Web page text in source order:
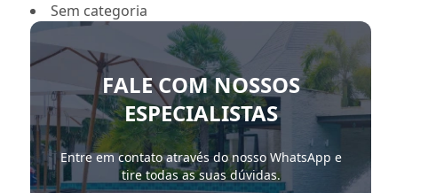
Sem categoria
FALE COM NOSSOS
ESPECIALISTAS
Entre em contato através do nosso WhatsApp e
tire todas as suas dúvidas.